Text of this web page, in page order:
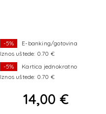
-5%
E-banking/gotovina
Iznos uštede: 0.70 €
-5%
Kartica jednokratno
Iznos uštede: 0.70 €
14,00 €